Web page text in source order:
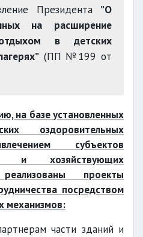
Президента ”О
на расширение
в детских
(ПП №199 от
на базе установленных
оздоровительных
субъектов
и хозяйствующих
проекты
посредством
механизмов:
части зданий и